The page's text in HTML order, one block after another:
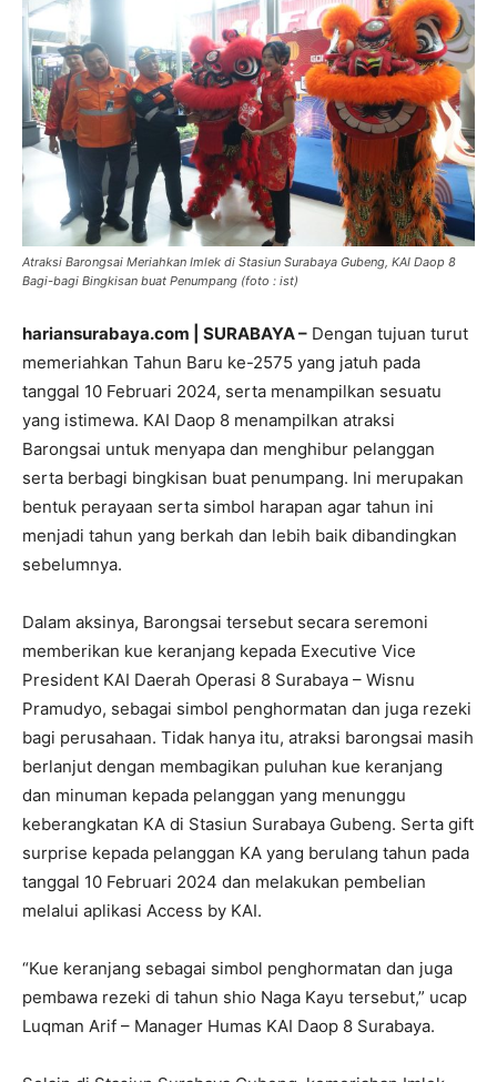
Atraksi Barongsai Meriahkan Imlek di Stasiun Surabaya Gubeng, KAI Daop 8
Bagi-bagi Bingkisan buat Penumpang (foto : ist)
hariansurabaya.com | SURABAYA – Dengan tujuan turut
memeriahkan Tahun Baru ke-2575 yang jatuh pada
tanggal 10 Februari 2024, serta menampilkan sesuatu
yang istimewa. KAI Daop 8 menampilkan atraksi
Barongsai untuk menyapa dan menghibur pelanggan
serta berbagi bingkisan buat penumpang. Ini merupakan
bentuk perayaan serta simbol harapan agar tahun ini
menjadi tahun yang berkah dan lebih baik dibandingkan
sebelumnya.
Dalam aksinya, Barongsai tersebut secara seremoni
memberikan kue keranjang kepada Executive Vice
President KAI Daerah Operasi 8 Surabaya – Wisnu
Pramudyo, sebagai simbol penghormatan dan juga rezeki
bagi perusahaan. Tidak hanya itu, atraksi barongsai masih
berlanjut dengan membagikan puluhan kue keranjang
dan minuman kepada pelanggan yang menunggu
keberangkatan KA di Stasiun Surabaya Gubeng. Serta gift
surprise kepada pelanggan KA yang berulang tahun pada
tanggal 10 Februari 2024 dan melakukan pembelian
melalui aplikasi Access by KAI.
“Kue keranjang sebagai simbol penghormatan dan juga
pembawa rezeki di tahun shio Naga Kayu tersebut,” ucap
Luqman Arif – Manager Humas KAI Daop 8 Surabaya.